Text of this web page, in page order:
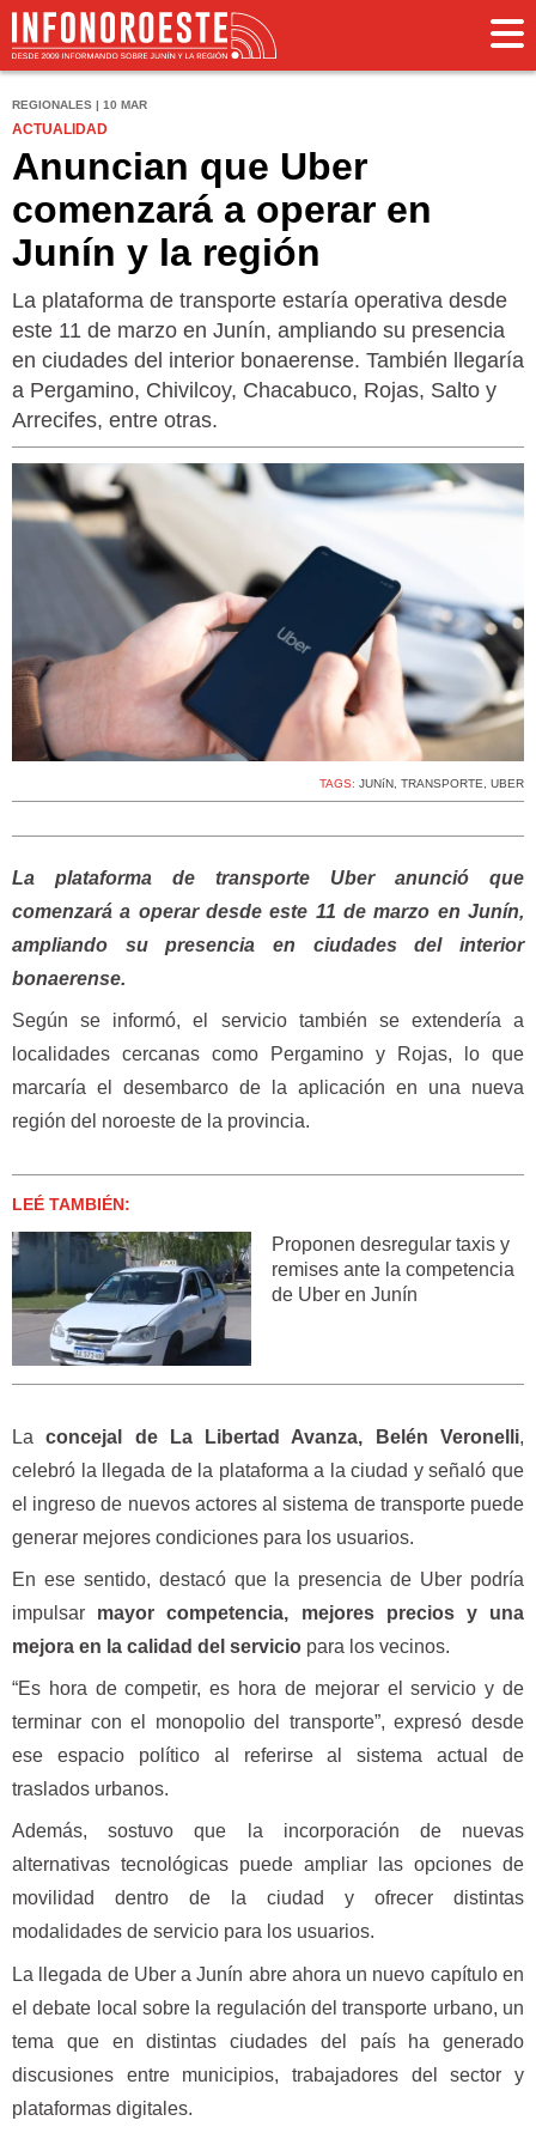
REGIONALES | 10 MAR
ACTUALIDAD
Anuncian que Uber
comenzará a operar en
Junín y la región
La plataforma de transporte estaría operativa desde
este 11 de marzo en Junín, ampliando su presencia
en ciudades del interior bonaerense. También llegaría
a Pergamino, Chivilcoy, Chacabuco, Rojas, Salto y
Arrecifes, entre otras.
TAGS: JUNíN, TRANSPORTE, UBER
La plataforma de transporte Uber anunció que
comenzará a operar desde este 11 de marzo en Junín,
ampliando su presencia en ciudades del interior
bonaerense.
Según se informó, el servicio también se extendería a
localidades cercanas como Pergamino y Rojas, lo que
marcaría el desembarco de la aplicación en una nueva
región del noroeste de la provincia.
LEÉ TAMBIÉN:
Proponen desregular taxis y
remises ante la competencia
de Uber en Junín
Laconcejal de La Libertad Avanza, Belén Veronelli,
celebró la llegada de la plataforma a la ciudad y señaló que
el ingreso de nuevos actores al sistema de transporte puede
generar mejores condiciones para los usuarios.
En ese sentido, destacó que la presencia de Uber podría
impulsar mayor competencia, mejores precios y una
mejora en la calidad del servicio para los vecinos.
“Es hora de competir, es hora de mejorar el servicio y de
terminar con el monopolio del transporte”, expresó desde
ese espacio político al referirse al sistema actual de
traslados urbanos.
Además, sostuvo que la incorporación de nuevas
alternativas tecnológicas puede ampliar las opciones de
movilidad dentro de la ciudad y ofrecer distintas
modalidades de servicio para los usuarios.
La llegada de Uber a Junín abre ahora un nuevo capítulo en
el debate local sobre la regulación del transporte urbano, un
tema que en distintas ciudades del país ha generado
discusiones entre municipios, trabajadores del sector y
plataformas digitales.